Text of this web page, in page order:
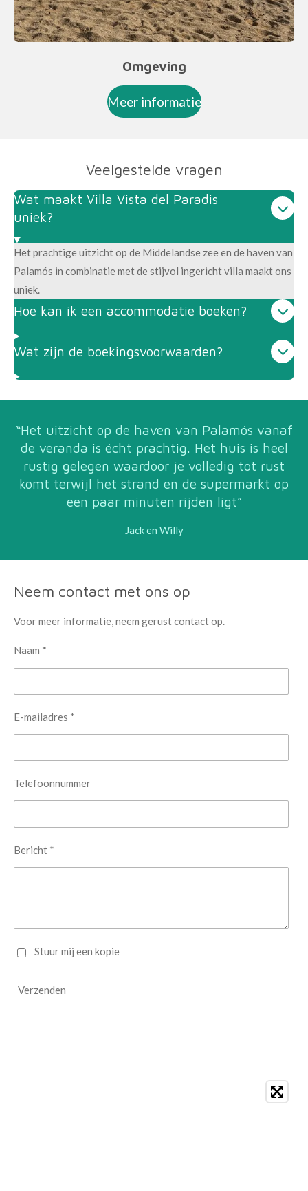
Omgeving
Meer informatie
Veelgestelde vragen
Wat maakt Villa Vista del Paradis
uniek?
Het prachtige uitzicht op de Middelandse zee en de haven van
Palamós in combinatie met de stijvol ingericht villa maakt ons
uniek.
Hoe kan ik een accommodatie boeken?
Wat zijn de boekingsvoorwaarden?
“Het uitzicht op de haven van Palamós vanaf
de veranda is écht prachtig. Het huis is heel
rustig gelegen waardoor je volledig tot rust
komt terwijl het strand en de supermarkt op
een paar minuten rijden ligt”
Jack en Willy
Neem contact met ons op
Voor meer informatie, neem gerust contact op.
Naam *
E-mailadres *
Telefoonnummer
Bericht *
Stuur mij een kopie
Verzenden